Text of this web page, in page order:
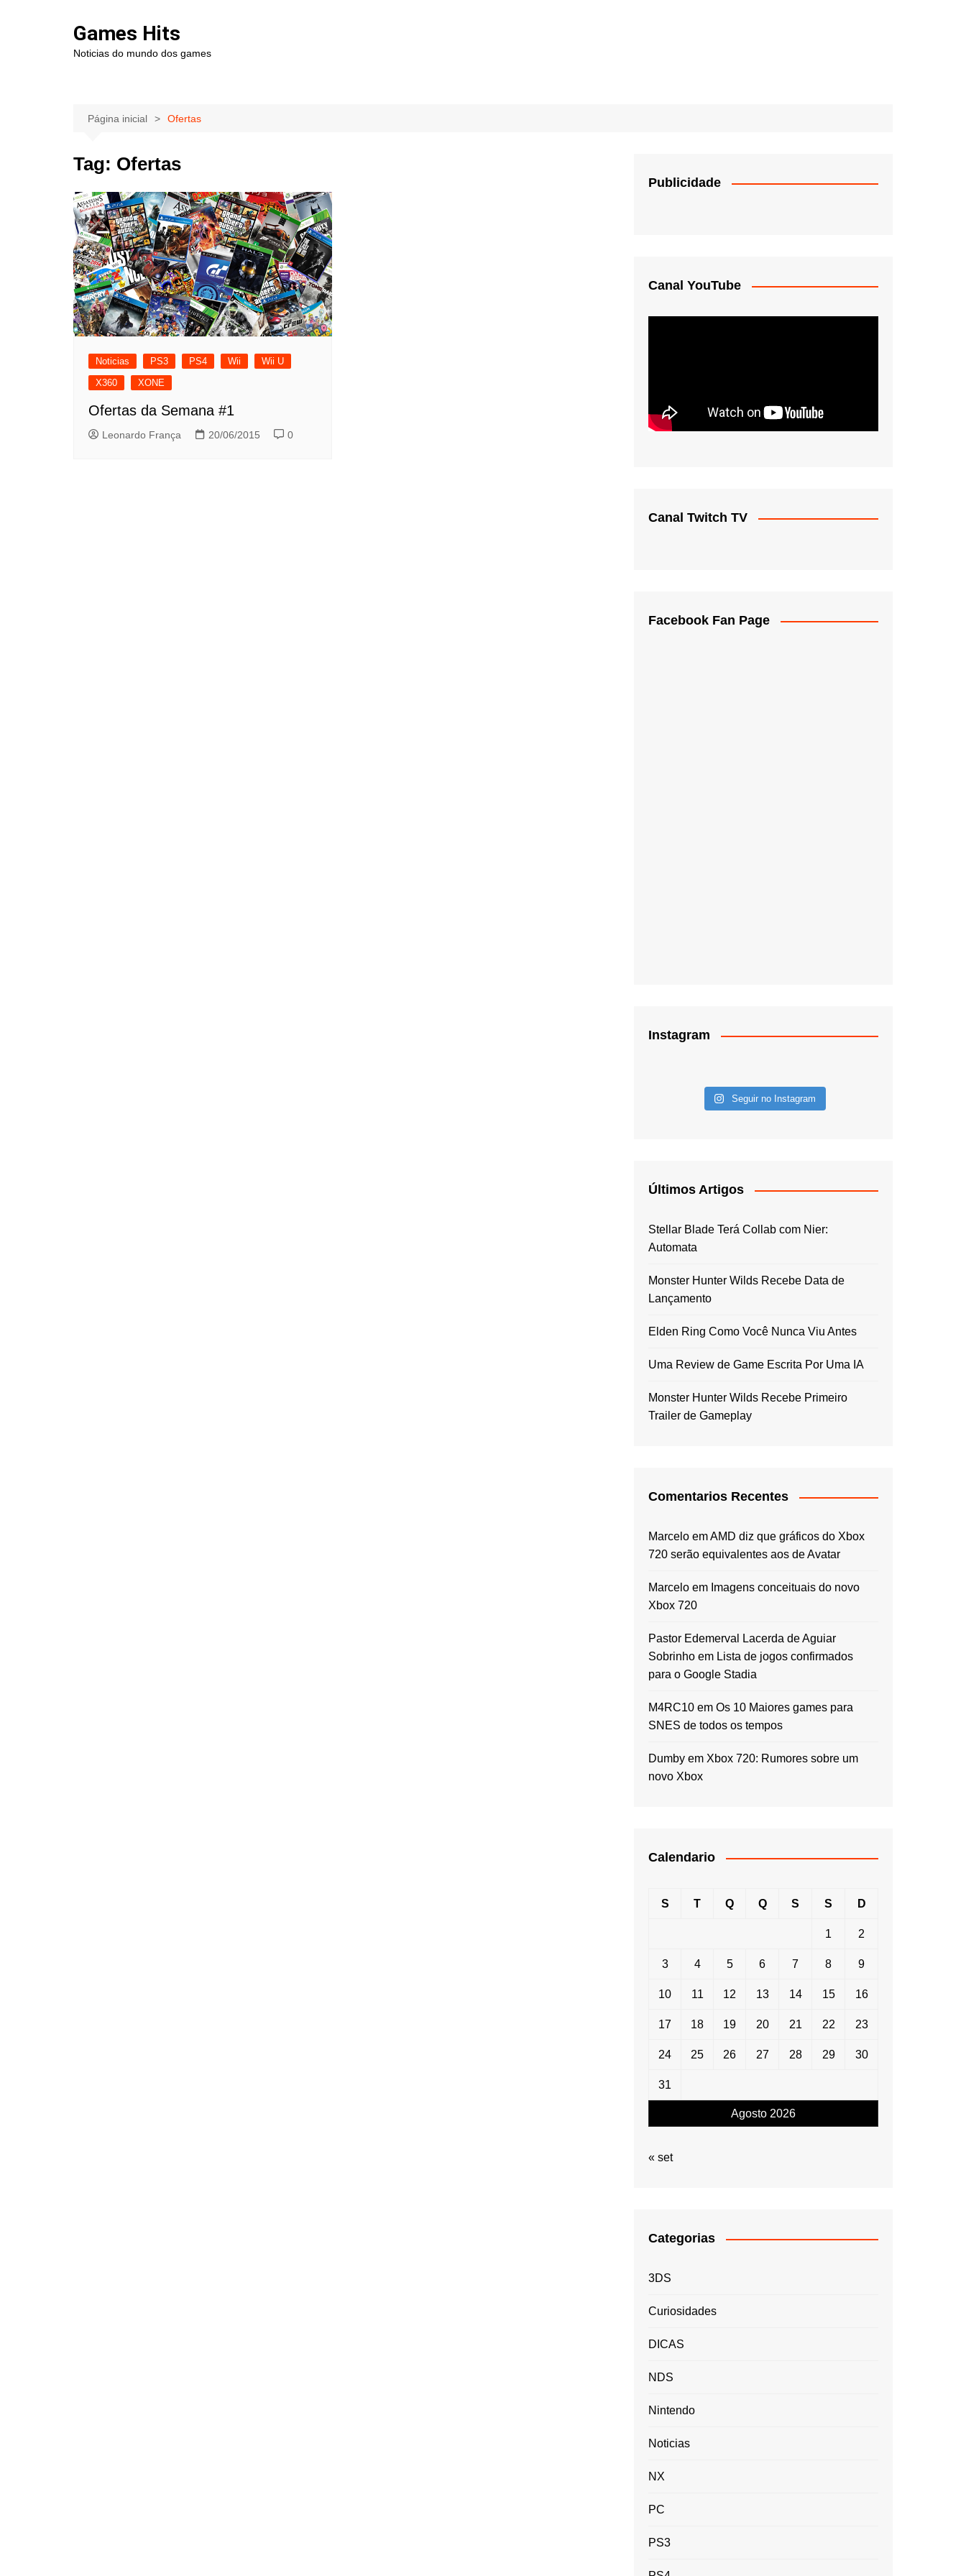
Games Hits
Noticias do mundo dos games
Página inicial Ofertas
Tag: Ofertas
Noticias PS3 PS4 Wii
Wii U
X360
XONE
Ofertas da Semana #1
Leonardo França 20/06/2015 0
Publicidade
Canal YouTube
Canal Twitch TV
Facebook Fan Page
Instagram
Seguir no Instagram
Últimos Artigos
Stellar Blade Terá Collab com Nier:
Automata
Monster Hunter Wilds Recebe Data de
Lançamento
Elden Ring Como Você Nunca Viu Antes
Uma Review de Game Escrita Por Uma IA
Monster Hunter Wilds Recebe Primeiro
Trailer de Gameplay
Comentarios Recentes
Marcelo emAMD diz que gráficos do Xbox
720 serão equivalentes aos de Avatar
Marcelo em Imagens conceituais do novo
Xbox 720
Pastor Edemerval Lacerda de Aguiar
Sobrinho em Lista de jogos confirmados
para o Google Stadia
M4RC10 em Os 10 Maiores games para
SNES de todos os tempos
Dumby em Xbox 720: Rumores sobre um
novo Xbox
Calendario
Agosto 2026
S T Q Q S S D
1 2
3 4 5 6 7 8 9
10 11 12 13 14 15 16
17 18 19 20 21 22 23
24 25 26 27 28 29 30
31
« set
Categorias
3DS
Curiosidades
DICAS
NDS
Nintendo
Noticias
NX
PC
PS3